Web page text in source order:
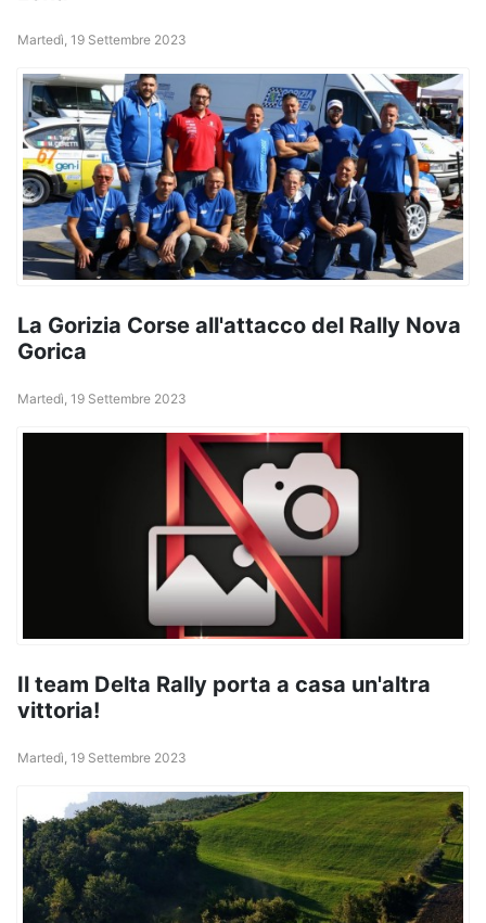
Martedì, 19 Settembre 2023
La Gorizia Corse all'attacco del Rally Nova
Gorica
Martedì, 19 Settembre 2023
Il team Delta Rally porta a casa un'altra
vittoria!
Martedì, 19 Settembre 2023